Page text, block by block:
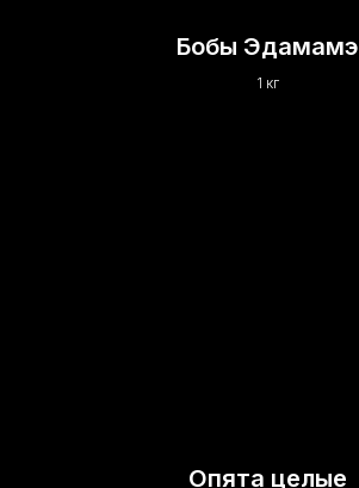
Бобы Эдамамэ
1 кг
Опята целые